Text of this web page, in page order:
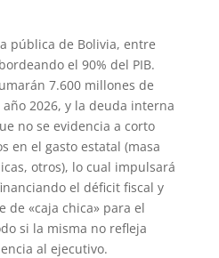
pública de Bolivia, entre
el 90% del PIB.
7.600 millones de
2026, y la deuda interna
no se evidencia a corto
en el gasto estatal (masa
otros), lo cual impulsará
el déficit fiscal y
de «caja chica» para el
si la misma no refleja
al ejecutivo.